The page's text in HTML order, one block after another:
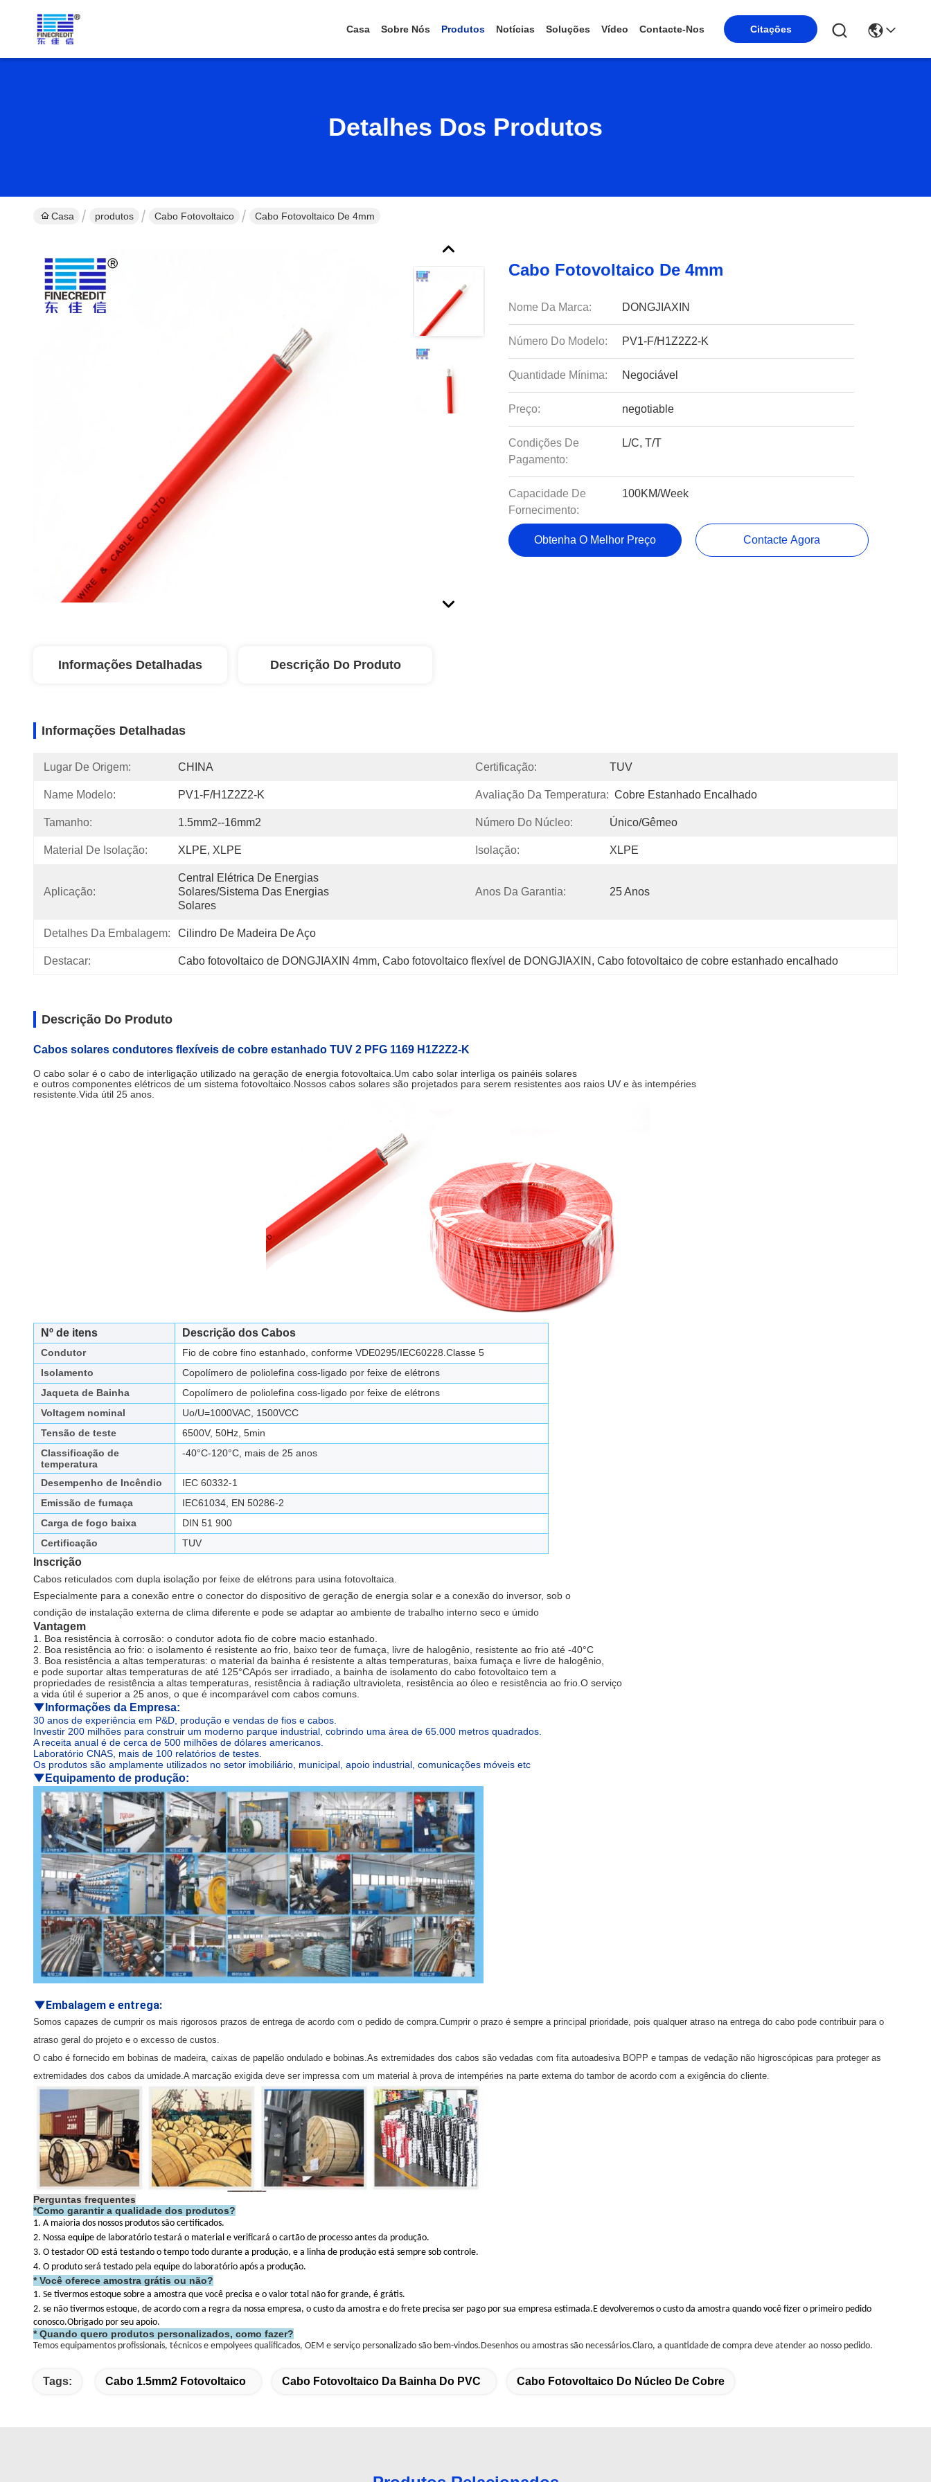
Casa Sobre Nós Produtos Notícias Soluções Vídeo Contacte-Nos Citações
Detalhes Dos Produtos
Casa produtos Cabo Fotovoltaico Cabo Fotovoltaico De 4mm
Cabo Fotovoltaico De 4mm
Nome Da Marca: DONGJIAXIN
Número Do Modelo: PV1-F/H1Z2Z2-K
Quantidade Mínima: Negociável
Preço: negotiable
Condições De
Pagamento:
L/C, T/T
Capacidade De
Fornecimento:
100KM/Week
Obtenha O Melhor Preço Contacte Agora
Informações Detalhadas Descrição Do Produto
Informações Detalhadas
Lugar De Origem: CHINA Certificação: TUV
Name Modelo: PV1-F/H1Z2Z2-K Avaliação Da Temperatura: Cobre Estanhado Encalhado
Tamanho: 1.5mm2--16mm2 Número Do Núcleo: Único/gêmeo
Material De Isolação: XLPE, XLPE Isolação: XLPE
Aplicação:
Central Elétrica De Energias
Solares/sistema Das Energias
Solares
Anos Da Garantia: 25 Anos
Detalhes Da Embalagem: Cilindro De Madeira De Aço
Destacar: Cabo fotovoltaico de DONGJIAXIN 4mm, Cabo fotovoltaico flexível de DONGJIAXIN , Cabo fotovoltaico de cobre estanhado encalhado
Descrição Do Produto
Cabos solares condutores flexíveis de cobre estanhado TUV 2 PFG 1169 H1Z2Z2-K
O cabo solar é o cabo de interligação utilizado na geração de energia fotovoltaica.Um cabo solar interliga os painéis solares
e outros componentes elétricos de um sistema fotovoltaico.Nossos cabos solares são projetados para serem resistentes aos raios UV e às intempéries
resistente.Vida útil 25 anos.
Nº de itens Descrição dos Cabos
Condutor
Fio de cobre fino estanhado, conforme VDE0295/IEC60228.Classe 5
Isolamento
Copolímero de poliolefina coss-ligado por feixe de elétrons
Jaqueta de Bainha
Copolímero de poliolefina coss-ligado por feixe de elétrons
Voltagem nominal
Uo/U=1000VAC, 1500VCC
Tensão de teste
6500V, 50Hz, 5min
Classificação de
temperatura
-40°C-120°C, mais de 25 anos
Desempenho de Incêndio
IEC 60332-1
Emissão de fumaça
IEC61034, EN 50286-2
Carga de fogo baixa
DIN 51 900
Certificação
TUV
Inscrição
Cabos reticulados com dupla isolação por feixe de elétrons para usina fotovoltaica.
Especialmente para a conexão entre o conector do dispositivo de geração de energia solar e a conexão do inversor, sob o
condição de instalação externa de clima diferente e pode se adaptar ao ambiente de trabalho interno seco e úmido
Vantagem
1. Boa resistência à corrosão: o condutor adota fio de cobre macio estanhado.
2. Boa resistência ao frio: o isolamento é resistente ao frio, baixo teor de fumaça, livre de halogênio, resistente ao frio até -40°C
3. Boa resistência a altas temperaturas: o material da bainha é resistente a altas temperaturas, baixa fumaça e livre de halogênio,
e pode suportar altas temperaturas de até 125°CApós ser irradiado, a bainha de isolamento do cabo fotovoltaico tem a
propriedades de resistência a altas temperaturas, resistência à radiação ultravioleta, resistência ao óleo e resistência ao frio.O serviço
a vida útil é superior a 25 anos, o que é incomparável com cabos comuns.
▼ Informações da Empresa:
30 anos de experiência em P&D, produção e vendas de fios e cabos.
Investir 200 milhões para construir um moderno parque industrial, cobrindo uma área de 65.000 metros quadrados.
A receita anual é de cerca de 500 milhões de dólares americanos.
Laboratório CNAS, mais de 100 relatórios de testes.
Os produtos são amplamente utilizados no setor imobiliário, municipal, apoio industrial, comunicações móveis etc
▼ Equipamento de produção:
▼Embalagem e entrega:
Somos capazes de cumprir os mais rigorosos prazos de entrega de acordo com o pedido de compra.Cumprir o prazo é sempre a principal prioridade, pois qualquer atraso na entrega do cabo pode contribuir para o
atraso geral do projeto e o excesso de custos.
O cabo é fornecido em bobinas de madeira, caixas de papelão ondulado e bobinas.As extremidades dos cabos são vedadas com fita autoadesiva BOPP e tampas de vedação não higroscópicas para proteger as
extremidades dos cabos da umidade.A marcação exigida deve ser impressa com um material à prova de intempéries na parte externa do tambor de acordo com a exigência do cliente.
Perguntas frequentes
*Como garantir a qualidade dos produtos?
1. A maioria dos nossos produtos são certificados.
2. Nossa equipe de laboratório testará o material e verificará o cartão de processo antes da produção.
3. O testador OD está testando o tempo todo durante a produção, e a linha de produção está sempre sob controle.
4. O produto será testado pela equipe do laboratório após a produção.
* Você oferece amostra grátis ou não?
1. Se tivermos estoque sobre a amostra que você precisa e o valor total não for grande, é grátis.
2. se não tivermos estoque, de acordo com a regra da nossa empresa, o custo da amostra e do frete precisa ser pago por sua empresa estimada.E devolveremos o custo da amostra quando você fizer o primeiro pedido
conosco.Obrigado por seu apoio.
* Quando quero produtos personalizados, como fazer?
Temos equipamentos profissionais, técnicos e empolyees qualificados, OEM e serviço personalizado são bem-vindos.Desenhos ou amostras são necessários.Claro, a quantidade de compra deve atender ao nosso pedido.
Tags: Cabo 1.5mm2 Fotovoltaico Cabo Fotovoltaico Da Bainha Do PVC Cabo Fotovoltaico Do Núcleo De Cobre